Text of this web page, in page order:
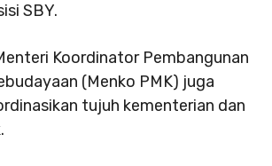
SBY.
Koordinator Pembangunan
(Menko PMK) juga
tujuh kementerian dan